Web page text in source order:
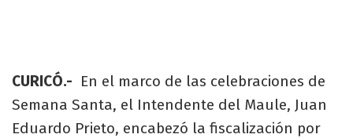
CURICÓ.- En el marco de las celebraciones de
Semana Santa, el Intendente del Maule, Juan
Eduardo Prieto, encabezó la fiscalización por